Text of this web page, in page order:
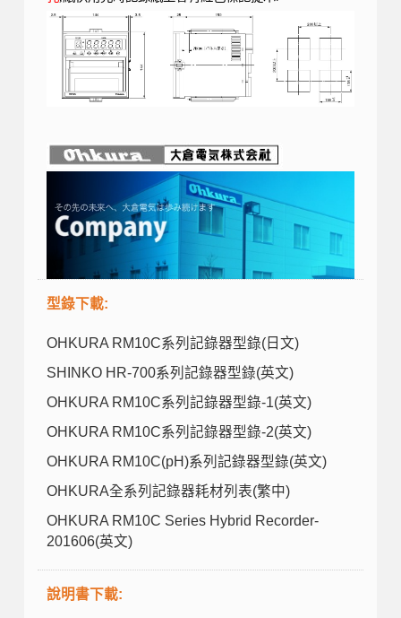
型錄下載:
OHKURA RM10C系列記錄器型錄(日文)
SHINKO HR-700系列記錄器型錄(英文)
OHKURA RM10C系列記錄器型錄-1(英文)
OHKURA RM10C系列記錄器型錄-2(英文)
OHKURA RM10C(pH)系列記錄器型錄(英文)
OHKURA全系列記錄器耗材列表(繁中)
OHKURA RM10C Series Hybrid Recorder-
201606(英文)
說明書下載: